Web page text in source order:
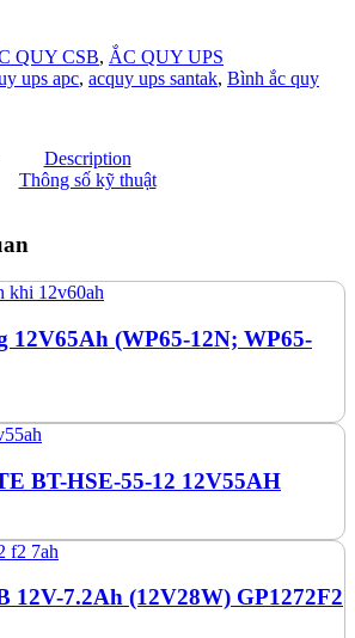
QUY CSB, ẮC QUY UPS
ups apc, acquy ups santak, Bình ắc quy
Description
Thông số kỹ thuật
12V65Ah (WP65-12N; WP65-
BT-HSE-55-12 12V55AH
12V-7.2Ah (12V28W) GP1272F2